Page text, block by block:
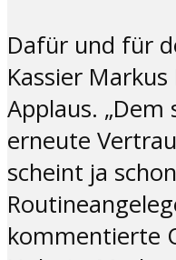
Dafür und für
Kassier
Applaus. „Dem
erneute
scheint ja
kommentierte